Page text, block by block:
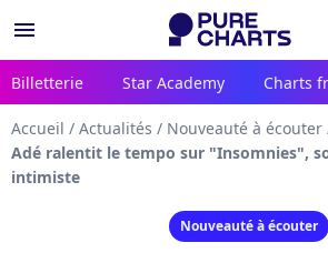
menu
Billetterie Star Academy Charts
Accueil / Actualités / Nouveauté à écouter
Adé ralentit le tempo sur "Insomnies",
intimiste
Nouveauté à écouter